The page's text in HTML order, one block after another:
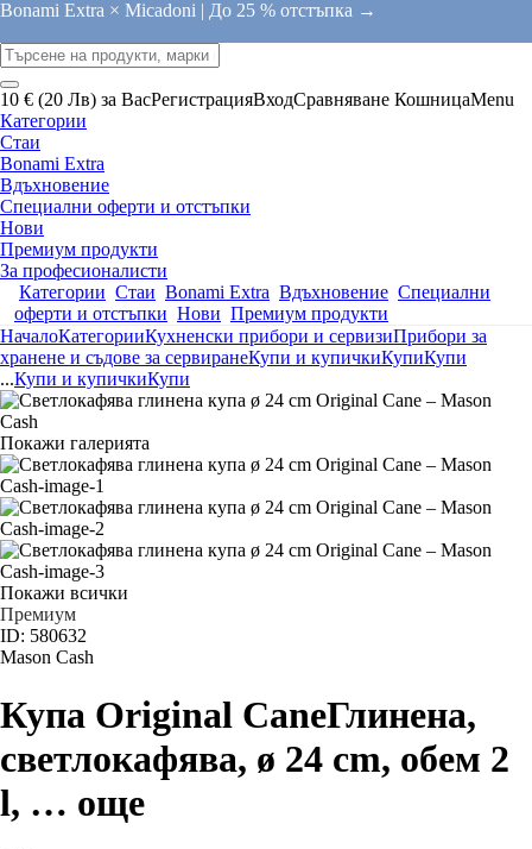
Bonami Extra × Micadoni | До 25 % отстъпка →
10 € (20 Лв) за ВасРегистрацияВходСравняване КошницаMenu
Категории
Стаи
Bonami Extra
Вдъхновение
Специални оферти и отстъпки
Нови
Премиум продукти
За професионалисти
Категории Стаи Bonami Extra Вдъхновение Специални
оферти и отстъпки Нови Премиум продукти
НачалоКатегорииКухненски прибори и сервизиПрибори за
хранене и съдове за сервиранеКупи и купичкиКупиКупи
...Купи и купичкиКупи
Покажи галерията
Покажи всички
Премиум
ID: 580632
Mason Cash
Купа Original CaneГлинена,
светлокафява, ø 24 cm, обем 2
l, … още